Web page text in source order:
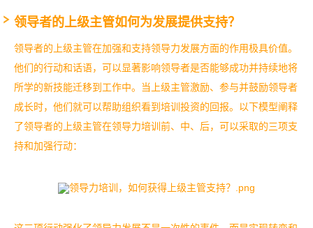
领导者的上级主管如何为发展提供支持？
领导者的上级主管在加强和支持领导力发展方面的作用极具价值。
他们的行动和话语，可以显著影响领导者是否能够成功并持续地将
所学的新技能迁移到工作中。当上级主管激励、参与并鼓励领导者
成长时，他们就可以帮助组织看到培训投资的回报。 以下模型阐释
了领导者的上级主管在领导力培训前、中、后，可以采取的三项支
持和加强行动：